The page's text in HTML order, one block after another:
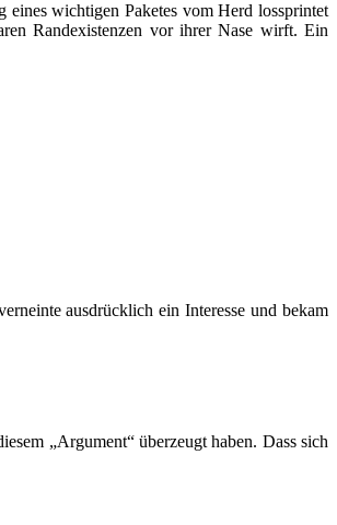
wichtigen Paketes vom Herd lossprintet
Randexistenzen vor ihrer Nase wirft. Ein
ausdrücklich ein Interesse und bekam
„Argument“ überzeugt haben. Dass sich